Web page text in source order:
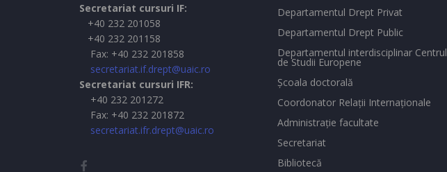
Secretariat cursuri IF:
+40 232 201058
+40 232 201158
Fax: +40 232 201858
secretariat.if.drept@uaic.ro
Secretariat cursuri IFR:
+40 232 201272
Fax: +40 232 201872
secretariat.ifr.drept@uaic.ro
Departamentul Drept Privat
Departamentul Drept Public
Departamentul interdisciplinar Centrul
de Studii Europene
Şcoala doctorală
Coordonator Relaţii Internaţionale
Administraţie facultate
Secretariat
Bibliotecă